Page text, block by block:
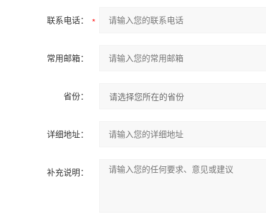
联系电话：
常用邮箱：
省份：
详细地址：
补充说明：